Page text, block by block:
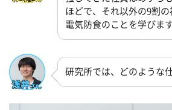
ほどで、それ以外の9割
電気防食のことを学びます
研究所では、どのような